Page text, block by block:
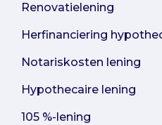
Renovatielening
Herfinanciering
Notariskosten lening
Hypothecaire lening
105 %-lening